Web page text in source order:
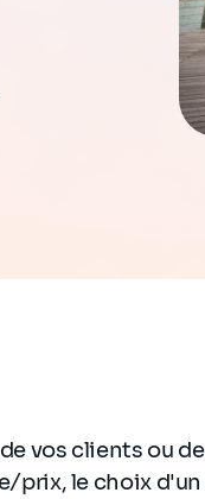
vos clients ou
le choix